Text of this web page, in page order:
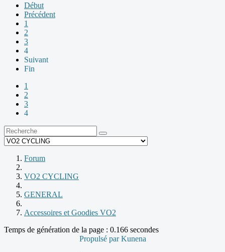
Début
Précédent
1
2
3
4
Suivant
Fin
1
2
3
4
Forum
VO2 CYCLING
GENERAL
Accessoires et Goodies VO2
Temps de génération de la page : 0.166 secondes
Propulsé parKunena